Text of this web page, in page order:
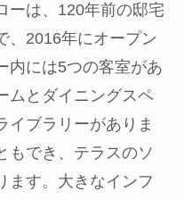
ーは、120年前の邸宅
、2016年にオープン
内には5つの客室があ
ムとダイニングスペ
イブラリーがありま
もでき、テラスのソ
ます。大きなインフ